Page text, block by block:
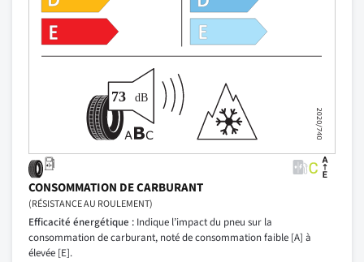
CONSOMMATION DE CARBURANT
(RÉSISTANCE AU ROULEMENT)
Efficacité énergétique : Indique l’impact du pneu sur la
consommation de carburant, noté de consommation faible [A] à
élevée [E].